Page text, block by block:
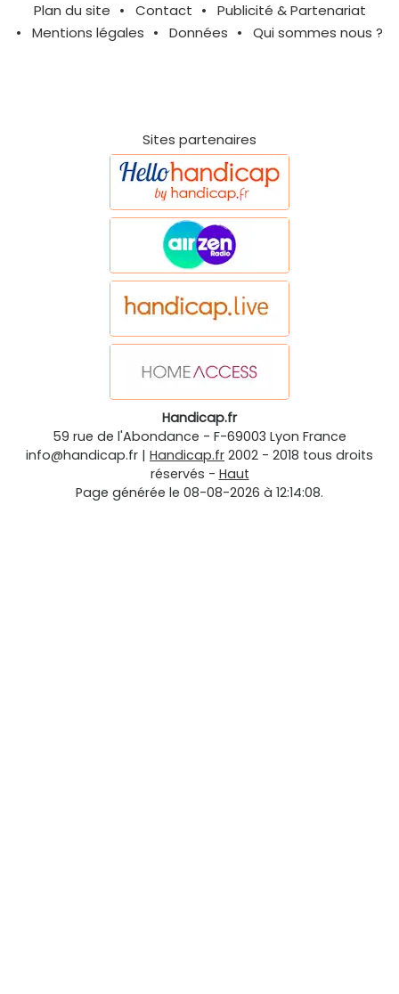
Plan du site Contact
Publicité & Partenariat
Mentions légales
Données Qui sommes nous ?
Sites partenaires
Handicap.fr
59 rue de l'Abondance - F-69003 Lyon France
info@handicap.fr | Handicap.fr 2002 - 2018 tous droits
réservés - Haut
Page générée le 08-08-2026 à 12:14:08.